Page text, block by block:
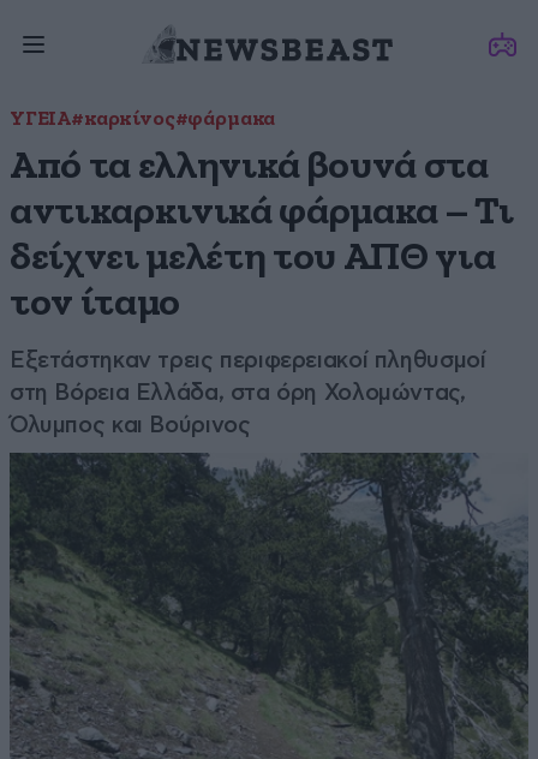
ΥΓΕΙΑ#καρκίνος#φάρμακα
Από τα ελληνικά βουνά στα
αντικαρκινικά φάρμακα – Τι
δείχνει μελέτη του ΑΠΘ για
τον ίταμο
Εξετάστηκαν τρεις περιφερειακοί πληθυσμοί
στη Βόρεια Ελλάδα, στα όρη Χολομώντας,
Όλυμπος και Βούρινος